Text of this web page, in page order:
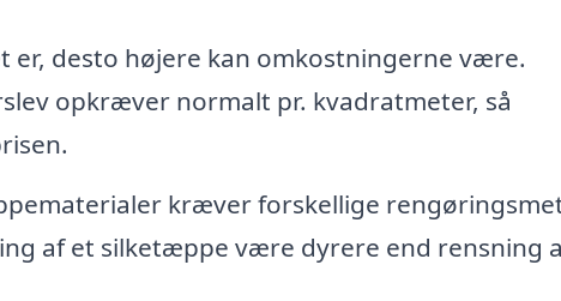
er, desto højere kan omkostningerne være.
opkræver normalt pr. kvadratmeter, så
kræver forskellige
af et silketæppe være dyrere end rensning